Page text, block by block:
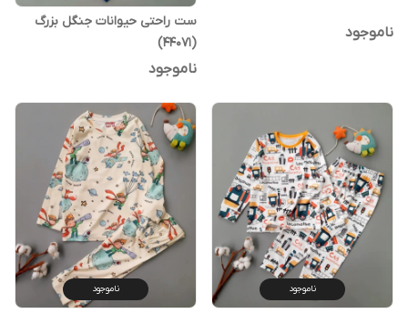
ناموجود
ست راحتی حیوانات جنگل بزرگ
(44071)
ناموجود
ناموجود ناموجود